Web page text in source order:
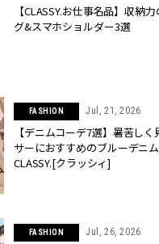
【CLASSY.お仕事名品】収納
グ&スマホショルダー3選
FASHION Jul, 21, 2026
【デニムコーデ7選】暑苦し
サーにおすすめのブルーデニ
CLASSY.[クラッシィ]
FASHION Jul, 26, 2026